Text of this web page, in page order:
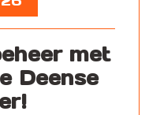
met
Deense